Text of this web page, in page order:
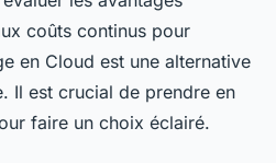
coûts continus pour
en Cloud est une alternative
Il est crucial de prendre en
faire un choix éclairé.